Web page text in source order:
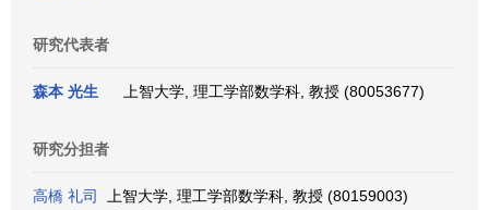
研究代表者
森本 光生 上智大学, 理工学部数学科, 教授 (80053677)
研究分担者
高橋 礼司
上智大学, 理工学部数学科, 教授 (80159003)